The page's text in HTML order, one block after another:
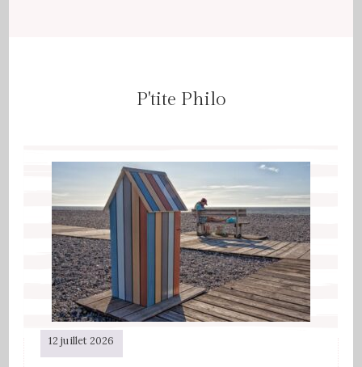
P'tite Philo
12 juillet 2026